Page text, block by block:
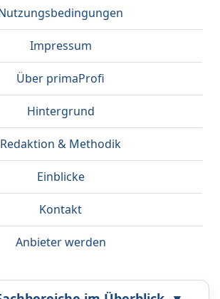
Impressum
Über primaProfi
Hintergrund
Redaktion & Methodik
Einblicke
Kontakt
Anbieter werden